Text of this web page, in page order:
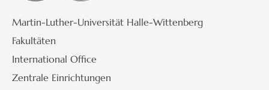
Martin-Luther-Universität Halle-Wittenberg
Fakultäten
International Office
Zentrale Einrichtungen